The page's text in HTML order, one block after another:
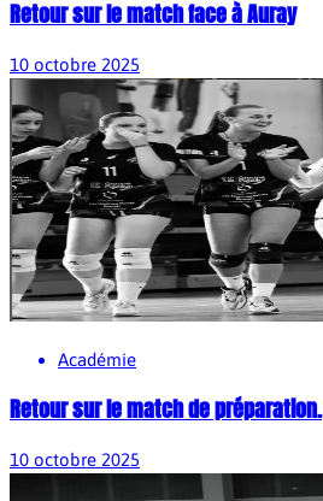
Retour sur le match face à Auray
10 octobre 2025
Académie
Retour sur le match de préparation.
10 octobre 2025